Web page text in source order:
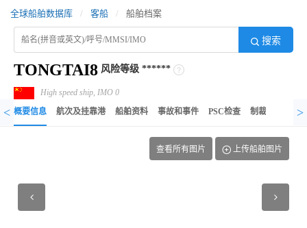
全球船舶数据库 / 客船 / 船舶档案
搜索
TONGTAI8 风险等级 ******
High speed ship, IMO 0
< 概要信息 航次及挂靠港 船舶资料 事故和事件 PSC检查 制裁记录 异
>
查看所有图片 上传船舶图片